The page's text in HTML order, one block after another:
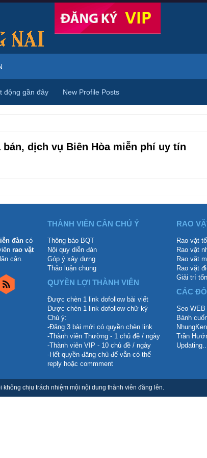
dịch vụ Biên Hòa miễn phí uy tín
động gần đây New Profile Posts
đàn có
rao vặt
cận.
THÀNH VIÊN CẦN CHÚ Ý
Thông báo BQT
Nội quy diễn đàn
Góp ý xây dựng
Thảo luận chung
QUYỀN LỢI THÀNH VIÊN
Được chèn 1 link dofollow bài viết
Được chèn 1 link dofollow chữ ký
Chú ý:
-Đăng 3 bài mới có quyền chèn link
-Thành viên Thường - 1 chủ đề / ngày
-Thành viên VIP - 10 chủ đề / ngày
-Hết quyền đăng chủ để vẫn có thể
reply hoặc commment
RAO
Rao vặt
Rao vặt
Rao vặt
Rao vặt
Giải trí
CÁC
Seo
Bánh
Trần
không chịu trách nhiệm mội nội dung thành viên đăng lên.